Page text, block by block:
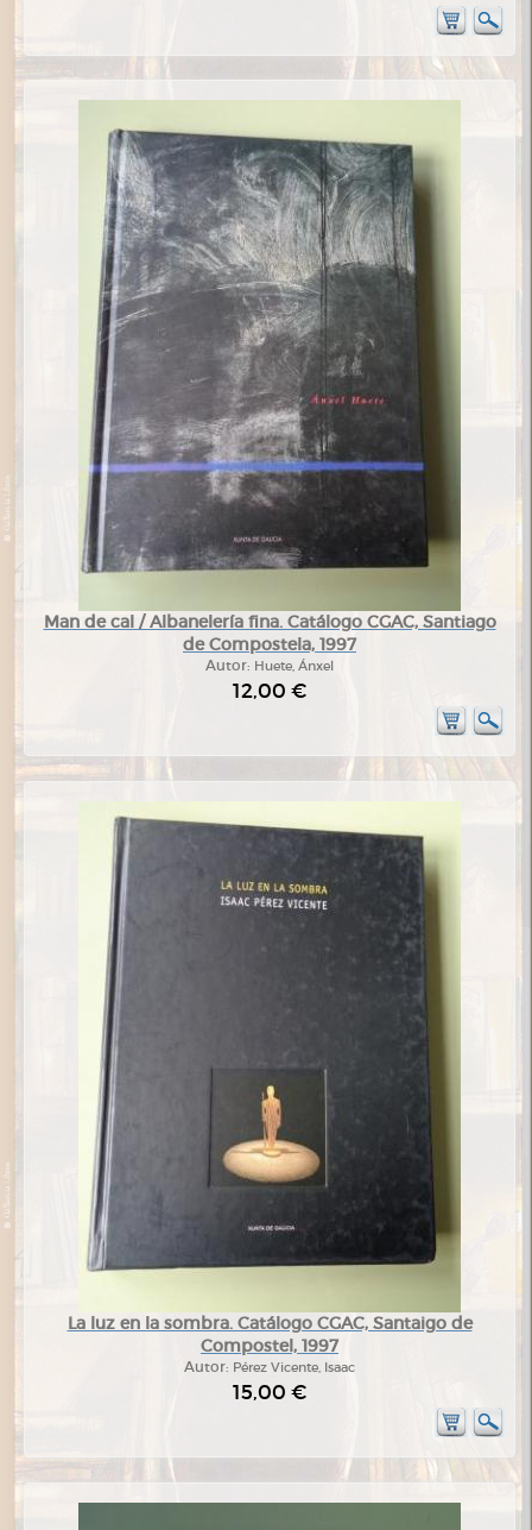
Man de cal / Albanelería fina. Catálogo CGAC, Santiago
de Compostela, 1997
Autor: Huete, Ánxel
12,00 €
La luz en la sombra. Catálogo CGAC, Santaigo de
Compostel, 1997
Autor: Pérez Vicente, Isaac
15,00 €